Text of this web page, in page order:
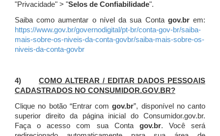
"Privacidade" > "Selos de Confiabilidade".
Saiba como aumentar o nível da sua Conta gov.brem:
https://www.gov.br/governodigital/pt-br/conta-gov-br/saiba-
mais-sobre-os-niveis-da-conta-govbr/saiba-mais-sobre-os-
niveis-da-conta-govbr
4) COMO ALTERAR / EDITAR DADOS PESSOAIS
CADASTRADOS NO CONSUMIDOR.GOV.BR?
Clique no botão “Entrar comgov.br”, disponível no canto
superior direito da página inicial do Consumidor.gov.br.
Faça o acesso com sua Conta gov.br. Você será